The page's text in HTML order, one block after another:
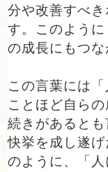
分や改善すべ
す。このよう
の成長にもつな
この言葉には
ことほど自ら
続きがあると
快挙を成し遂
のように、「